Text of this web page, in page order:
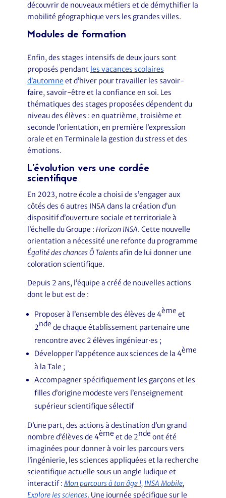
découvrir de nouveaux métiers et de démythifier la
mobilité géographique vers les grandes villes.
Modules de formation
Enfin, des stages intensifs de deux jours sont
proposés pendant les vacances scolaires
d’automne et d’hiver pour travailler les savoir-
faire, savoir-être et la confiance en soi. Les
thématiques des stages proposées dépendent du
niveau des élèves : en quatrième, troisième et
seconde l’orientation, en première l’expression
orale et en Terminale la gestion du stress et des
émotions.
L’évolution vers une cordée
scientifique
En 2023, notre école a choisi de s’engager aux
côtés des 6 autres INSA dans la création d’un
dispositif d’ouverture sociale et territoriale à
l’échelle du Groupe : Horizon INSA. Cette nouvelle
orientation a nécessité une refonte du programme
Égalité des chances Ô Talentsafin de lui donner une
coloration scientifique.
Depuis 2 ans, l’équipe a créé de nouvelles actions
dont le but est de :
Proposer à l’ensemble des élèves de 4ème et
2nde de chaque établissement partenaire une
rencontre avec 2 élèves ingénieur·es ;
Développer l’appétence aux sciences de la 4ème
à la Tale ;
Accompagner spécifiquement les garçons et les
filles d’origine modeste vers l’enseignement
supérieur scientifique sélectif
D’une part, des actions à destination d’un grand
nombre d’élèves de 4ème et de 2nde ont été
imaginées pour donner à voir les parcours vers
l’ingénierie, les sciences appliquées et la recherche
scientifique actuelle sous un angle ludique et
interactif : Mon parcours à ton âge !, INSA Mobile,
Explore les sciences. Une journée spécifique sur le